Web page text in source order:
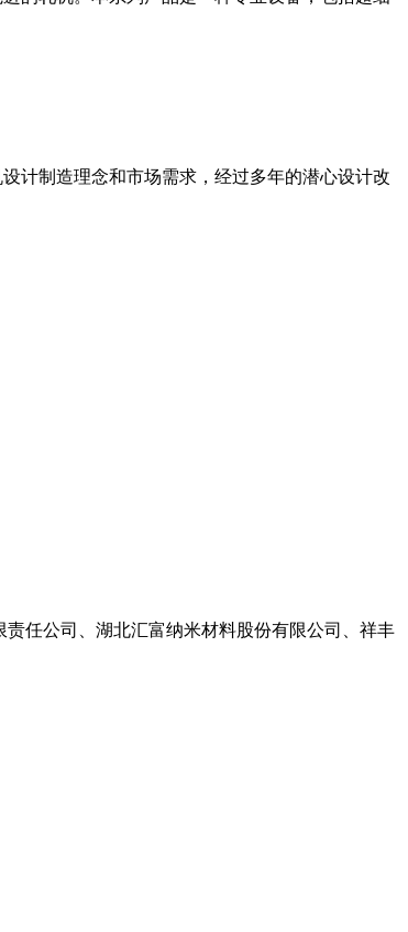
计制造理念和市场需求，经过多年的潜心设计改
任公司、湖北汇富纳米材料股份有限公司、祥丰